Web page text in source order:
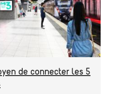
de connecter les 5